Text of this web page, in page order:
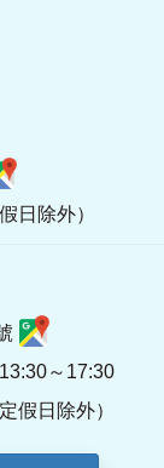
日除外）
～17:30
假日除外）